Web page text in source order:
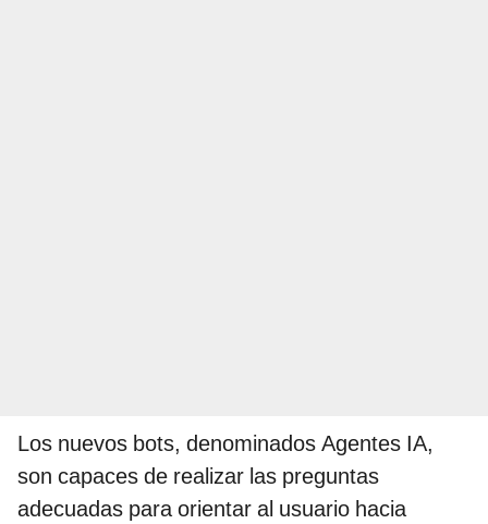
Los nuevos bots, denominados Agentes IA,
son capaces de realizar las preguntas
adecuadas para orientar al usuario hacia